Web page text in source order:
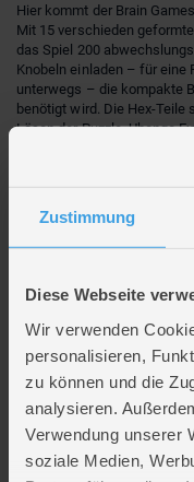
Zustimmung
Diese Webseite
Wir verwenden
personalisieren,
zu können und die
analysieren.
Verwendung unserer
soziale Medien,
Hier kommt der Brain
Mit 15 verschieden
das Spiel 200
Knobeln einladen – für eine
unterwegs – die kompakte
benötigt wird. Die Hex-Teile
Lösen der Puzzle. Ubongo
Tasche passen – ideal für
Spielrunden.
Ganz einfache Regeln:
Der Klassiker in
Verschenken oder für
Lieferumfang